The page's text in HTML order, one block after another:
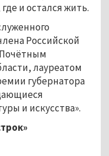
и остался жить.
Российской
лауреатом
губернатора
и искусства».